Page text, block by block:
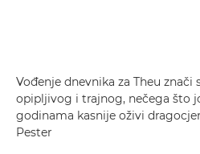
Vođenje dnevnika za Theu
opipljivog i trajnog, nečega što
godinama kasnije oživi
Pester